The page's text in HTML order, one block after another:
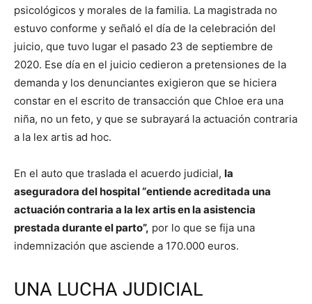
psicológicos y morales de la familia. La magistrada no
estuvo conforme y señaló el día de la celebración del
juicio, que tuvo lugar el pasado 23 de septiembre de
2020. Ese día en el juicio cedieron a pretensiones de la
demanda y los denunciantes exigieron que se hiciera
constar en el escrito de transacción que Chloe era una
niña, no un feto, y que se subrayará la actuación contraria
a la lex artis ad hoc.
En el auto que traslada el acuerdo judicial, la
aseguradora del hospital “entiende acreditada una
actuación contraria a la lex artis en la asistencia
prestada durante el parto”, por lo que se fija una
indemnización que asciende a 170.000 euros.
UNA LUCHA JUDICIAL